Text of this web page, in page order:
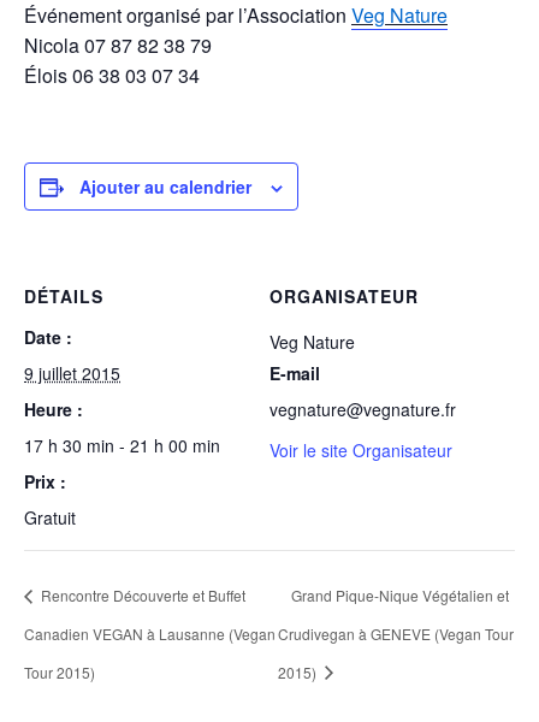
Événement organisé par l’Association Veg Nature
Nicola 07 87 82 38 79
Élois 06 38 03 07 34
Ajouter au calendrier
DÉTAILS
Date :
9 juillet 2015
Heure :
17 h 30 min - 21 h 00 min
Prix :
Gratuit
ORGANISATEUR
Veg Nature
E-mail
vegnature@vegnature.fr
Voir le site Organisateur
Rencontre Découverte et Buffet
Canadien VEGAN à Lausanne (Vegan
Tour 2015)
Grand Pique-Nique Végétalien et
Crudivegan à GENEVE (Vegan Tour
2015)